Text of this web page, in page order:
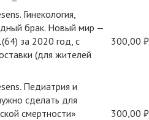
Гинекология,
брак. Новый мир —
за 2020 год, с
(для жителей
300,00 ₽
Педиатрия и
сделать для
смертности»
300,00 ₽